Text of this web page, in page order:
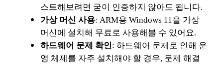
스트해보려면 굳이 인증하지 않아도 됩니다.
가상 머신 사용: ARM용 Windows 11을 가상
머신에 설치해 무료로 사용해볼 수 있어요.
하드웨어 문제 확인: 하드웨어 문제로 인해 운
영 체제를 자주 설치해야 할 경우, 문제 해결